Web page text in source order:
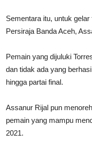
Sementara itu, untuk
Persiraja Banda Aceh,
Pemain yang dijuluki
dan tidak ada yang
hingga partai final.
Assanur Rijal pun
pemain yang mampu
2021.